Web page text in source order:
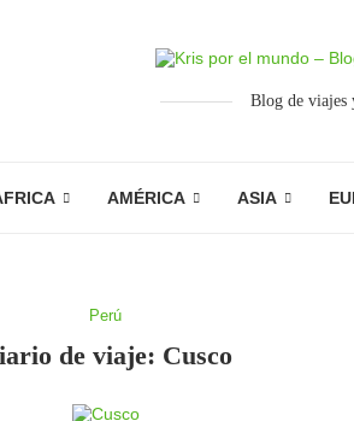
Blog de viajes
AMÉRICA ASIA
Perú
de viaje: Cusco